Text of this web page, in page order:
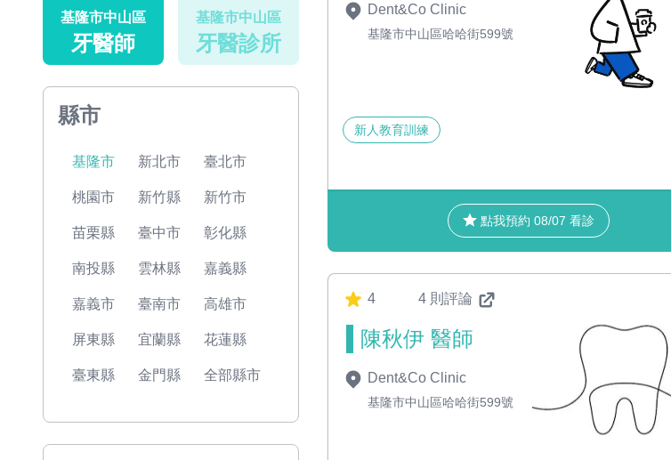
基隆市中山區
牙醫師
基隆市中山區
牙醫診所
縣市
基隆市 新北市 臺北市
桃園市 新竹縣 新竹市
苗栗縣 臺中市 彰化縣
南投縣 雲林縣 嘉義縣
嘉義市 臺南市 高雄市
屏東縣 宜蘭縣 花蓮縣
臺東縣 金門縣 全部縣市
Dent&Co Clinic
基隆市中山區哈哈街599號
新人教育訓練
點我預約 08/07 看診
4 4 則評論
陳秋伊 醫師
Dent&Co Clinic
基隆市中山區哈哈街599號